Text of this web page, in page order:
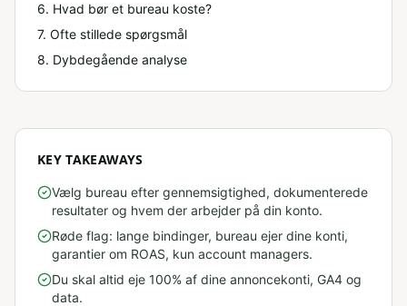
6. Hvad bør et bureau koste?
7. Ofte stillede spørgsmål
8. Dybdegående analyse
KEY TAKEAWAYS
Vælg bureau efter gennemsigtighed, dokumenterede
resultater og hvem der arbejder på din konto.
Røde flag: lange bindinger, bureau ejer dine konti,
garantier om ROAS, kun account managers.
Du skal altid eje 100% af dine annoncekonti, GA4 og
data.